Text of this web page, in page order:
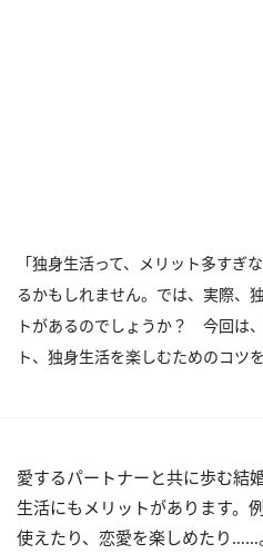
「独身生活って、メリット多すぎ
るかもしれません。では、実際、
トがあるのでしょうか？ 今回は
ト、独身生活を楽しむためのコツ
愛するパートナーと共に歩む結
生活にもメリットがあります。
使えたり、恋愛を楽しめたり……